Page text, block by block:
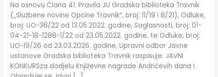
Na osnovu Člana 41. Pravila JU Gradska biblioteka Travnik
(„Službene novine Općine Travnik“, broj: 11/19 i 8/21), Odluke,
broj: UO-38/22 od 13.05.2022. godine, Saglasnosti, broj: 01-
04-21-18-1288-1/22 od 23.05.2022. godine, te Odluke, broj:
UO-19/26 od 23.03.2026. godine, Upravni odbor Javne
ustanove Gradska biblioteka Travnik raspisuje: JAVNI
KONKURSza dodjelu Književne nagrade Andrićevih dana I.